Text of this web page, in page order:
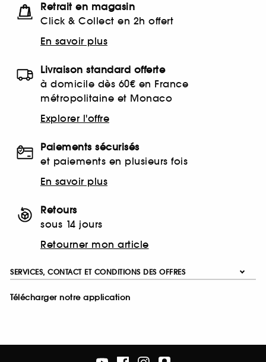
Retrait en magasin
Click & Collect en 2h offert
En savoir plus
Livraison standard offerte
à domicile dès 60€ en France
métropolitaine et Monaco
Explorer l'offre
Paiements sécurisés
et paiements en plusieurs fois
En savoir plus
Retours
sous 14 jours
Retourner mon article
SERVICES, CONTACT ET CONDITIONS DES OFFRES
Télécharger notre application